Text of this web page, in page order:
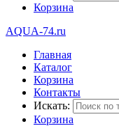
Корзина
AQUA-74.ru
Главная
Каталог
Корзина
Контакты
Искать:
Корзина